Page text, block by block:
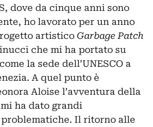
dove da cinque anni sono
ho lavorato per un anno
artistico Garbage Patch
che mi ha portato su
la sede dell’UNESCO a
A quel punto è
Aloise l’avventura della
ha dato grandi
Il ritorno alle